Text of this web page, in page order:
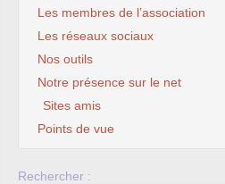
Les membres de l’association
Les réseaux sociaux
Nos outils
Notre présence sur le net
Sites amis
Points de vue
Rechercher :